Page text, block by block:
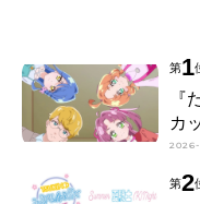
第1
『
カ
第2